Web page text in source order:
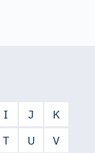
I J
K
T U
V